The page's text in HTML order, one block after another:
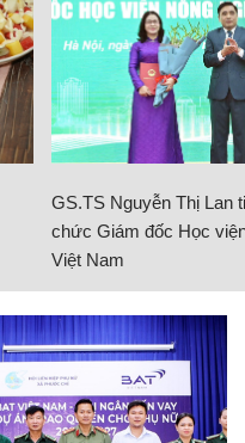
GS.TS Nguyễn Thị Lan
chức Giám đốc Học
Việt Nam